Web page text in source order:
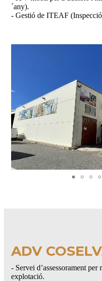
- Avisos d’aplicacions de
- Confecció Declaració
- Informació de com treure´s
productes fitosanitaris